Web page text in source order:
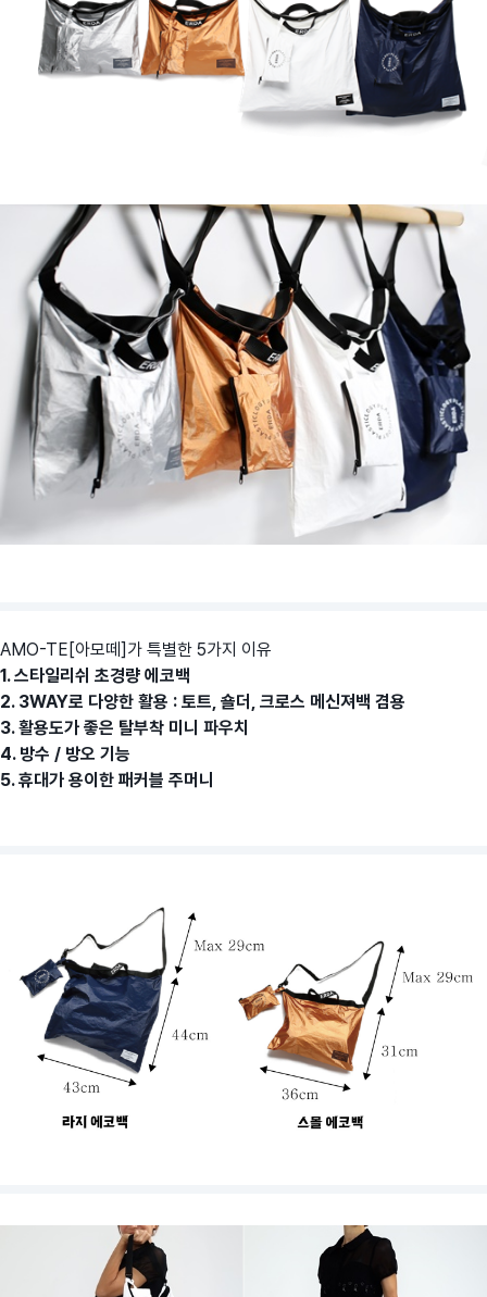
AMO-TE[아모떼]가 특별한 5가지 이유
1. 스타일리쉬 초경량 에코백
2. 3WAY로 다양한 활용 : 토트, 숄더, 크로스 메신져백 겸용
3. 활용도가 좋은 탈부착 미니 파우치
4. 방수 / 방오 기능
5. 휴대가 용이한 패커블 주머니